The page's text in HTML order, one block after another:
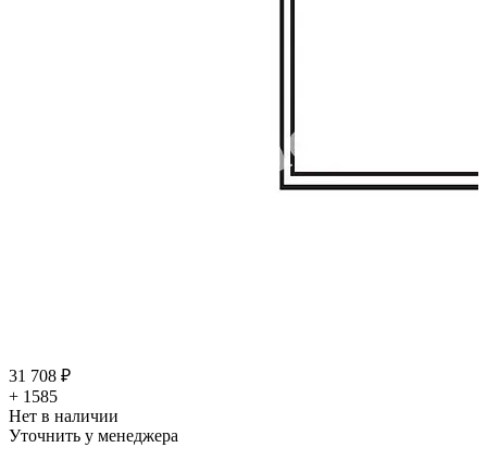
31 708 ₽
+ 1585
Нет в наличии
Уточнить у менеджера